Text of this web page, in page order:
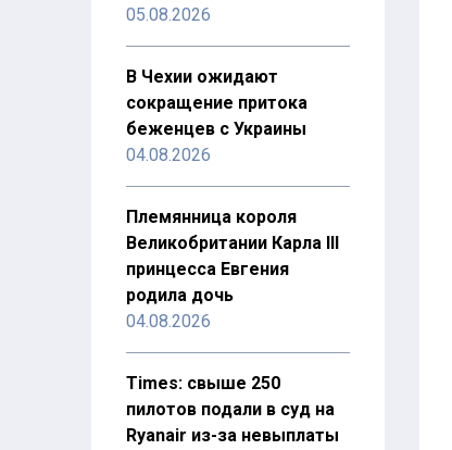
05.08.2026
В Чехии ожидают
сокращение притока
беженцев с Украины
04.08.2026
Племянница короля
Великобритании Карла III
принцесса Евгения
родила дочь
04.08.2026
Times: свыше 250
пилотов подали в суд на
Ryanair из-за невыплаты